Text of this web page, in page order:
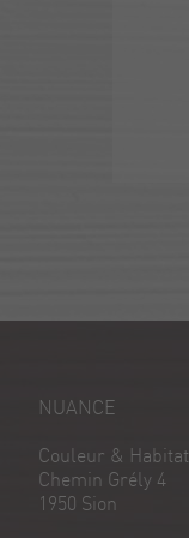
NUANCE
Couleur & Habitat
Chemin Grély 4
1950 Sion